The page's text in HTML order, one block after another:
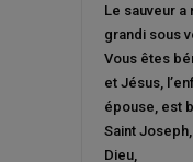
Le sauveur
grandi sous
Vous êtes
et Jésus,
épouse, est
Saint
Dieu,